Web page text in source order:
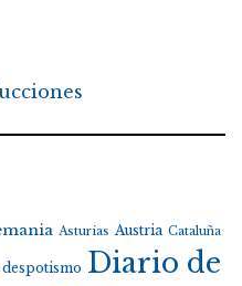
Asturias Austria Cataluña
despotismo Diario de